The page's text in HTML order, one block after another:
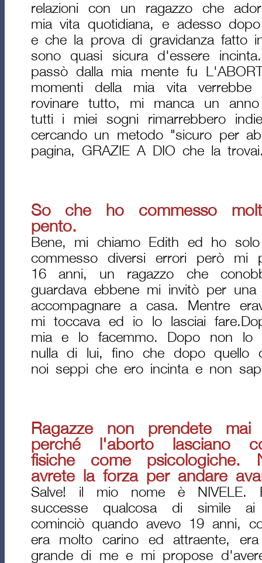
relazioni con un ragazzo che
mia vita quotidiana, e adesso
e che la prova di gravidanza fatto
sono quasi sicura d'essere
passò dalla mia mente fu
momenti della mia vita
rovinare tutto, mi manca un
tutti i miei sogni rimarrebbero
cercando un metodo "sicuro per
pagina, GRAZIE A DIO che la
So che ho commesso
pento.
Bene, mi chiamo Edith ed ho
commesso diversi errori però mi
16 anni, un ragazzo che
guardava ebbene mi invitò per
accompagnare a casa. Mentre
mi toccava ed io lo lasciai
mia e lo facemmo. Dopo non lo
nulla di lui, fino che dopo quello
noi seppi che ero incinta e non
Ragazze non prendete mai
perché l'aborto lasciano
fisiche come
avrete la forza per andare
Salve! il mio nome è NIVELE.
successe qualcosa di simile
cominciò quando avevo 19 anni,
era molto carino ed attraente,
grande di me e mi propose